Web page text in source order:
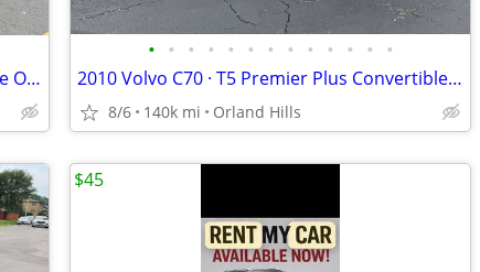
2010 Lexus LS 460 four-wheel-drive private Owner
• • • • • • • • • • • • •
2010 Volvo C70 · T5 Premier Plus Convertible 2D
8/6 140k mi Orland Hills
$45